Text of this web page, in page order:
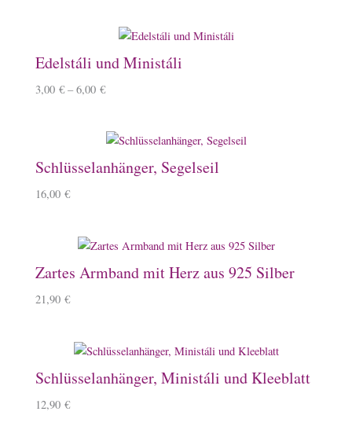
Edelstáli und Ministáli
3,00 € –6,00 €
Schlüsselanhänger, Segelseil
16,00 €
Zartes Armband mit Herz aus 925 Silber
21,90 €
Schlüsselanhänger, Ministáli und Kleeblatt
12,90 €